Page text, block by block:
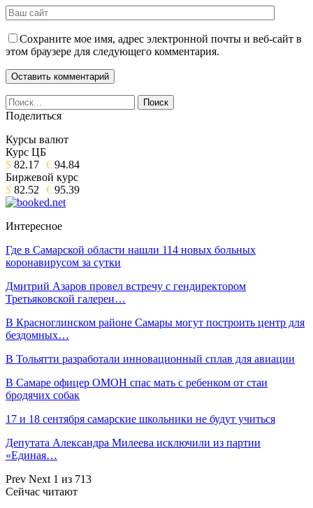
Сохраните мое имя, адрес электронной почты и веб-сайт в
этом браузере для следующего комментария.
Поделиться
Курсы валют
Курс ЦБ
$ 82.17 € 94.84
Биржевой курс
$ 82.52 € 95.39
Интересное
Где в Самарской области нашли 114 новых больных
коронавирусом за сутки
Дмитрий Азаров провел встречу с гендиректором
Третьяковской галереи…
В Красноглинском районе Самары могут построить центр для
бездомных…
В Тольятти разработали инновационный сплав для авиации
В Самаре офицер ОМОН спас мать с ребенком от стаи
бродячих собак
17 и 18 сентября самарские школьники не будут учиться
Депутата Александра Милеева исключили из партии
«Единая…
Prev Next 1 из 713
Сейчас читают